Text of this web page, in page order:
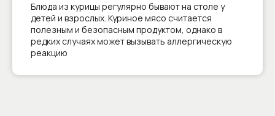
Блюда из курицы регулярно бывают на столе у
детей и взрослых. Куриное мясо считается
полезным и безопасным продуктом, однако в
редких случаях может вызывать аллергическую
реакцию